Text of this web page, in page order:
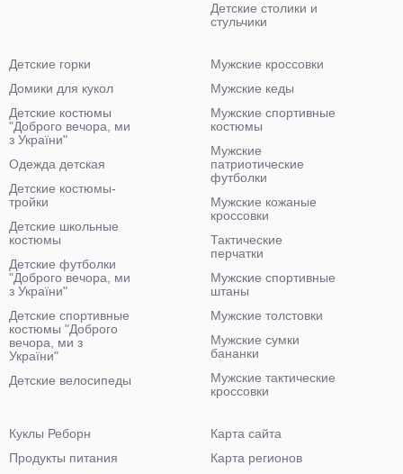
Детские столики и
стульчики
Детские горки
Домики для кукол
Детские костюмы
"Доброго вечора, ми
з України"
Одежда детская
Детские костюмы-
тройки
Детские школьные
костюмы
Детские футболки
"Доброго вечора, ми
з України"
Детские спортивные
костюмы "Доброго
вечора, ми з
України"
Детские велосипеды
Мужские кроссовки
Мужские кеды
Мужские спортивные
костюмы
Мужские
патриотические
футболки
Мужские кожаные
кроссовки
Тактические
перчатки
Мужские спортивные
штаны
Мужские толстовки
Мужские сумки
бананки
Мужские тактические
кроссовки
Куклы Реборн
Продукты питания
Карта сайта
Карта регионов